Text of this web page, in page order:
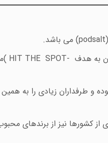
(podsalt) می باشد.
به هدف ( HIT THE SPOT-
و طرفداران زیادی را به
کشورها نیز از برندهای